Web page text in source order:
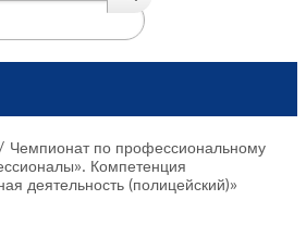
/ Чемпионат по профессиональному
Компетенция
деятельность (полицейский)»